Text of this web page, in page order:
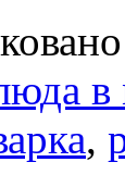
в
,